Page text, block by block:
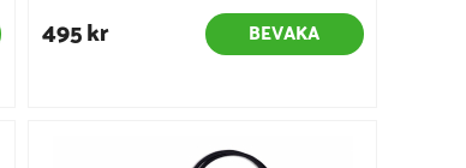
495 kr BEVAKA